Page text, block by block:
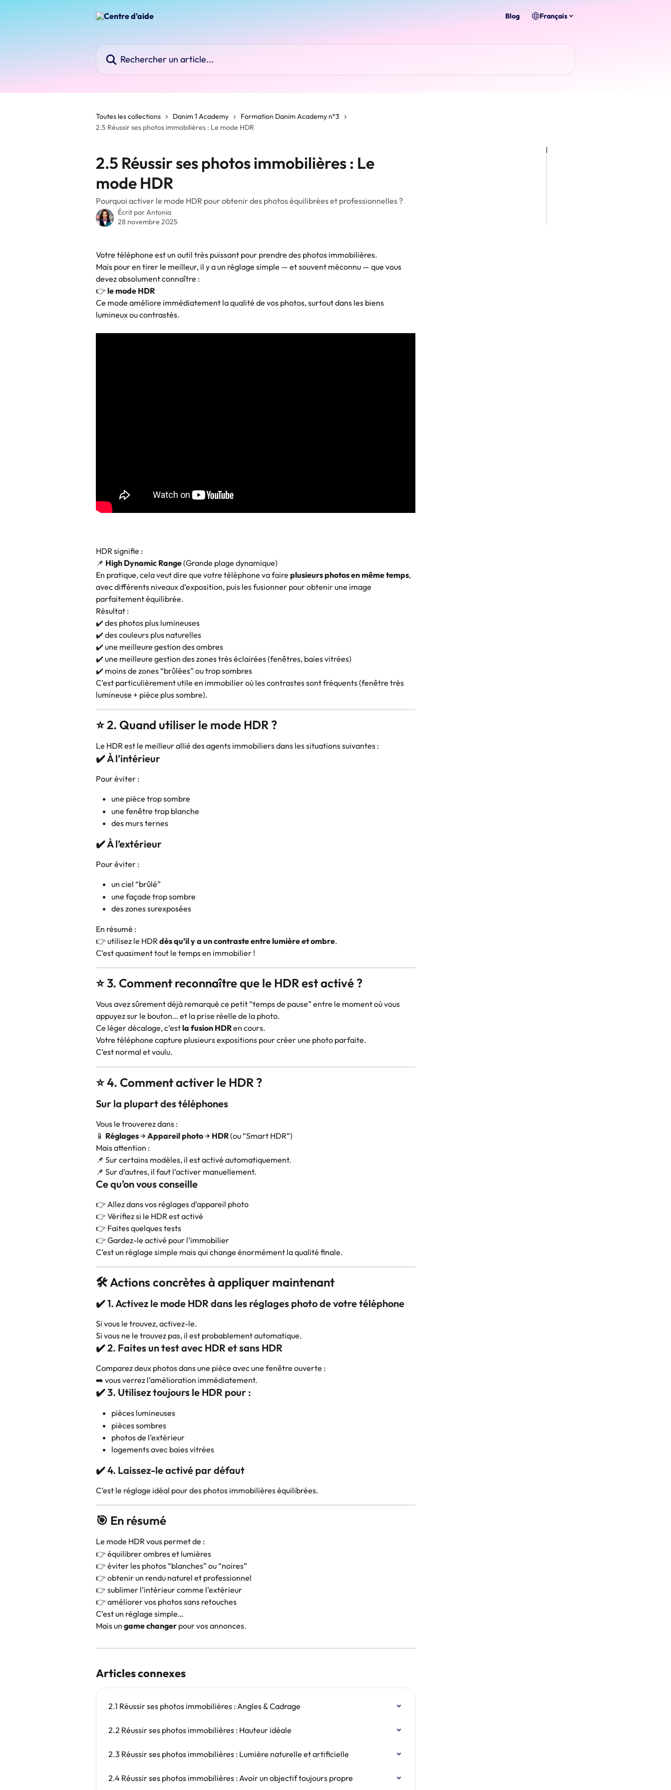
Blog Français
Toutes les collections Danim 1 Academy
Formation Danim Academy n°3
2.5 Réussir ses photos immobilières : Le mode HDR
2.5 Réussir ses photos immobilières : Le
mode HDR
Pourquoi activer le mode HDR pour obtenir des photos équilibrées et professionnelles ?
Écrit parAntonia
28 novembre 2025
Votre téléphone est un outil très puissant pour prendre des photos immobilières.
Mais pour en tirer le meilleur, il y a un réglage simple — et souvent méconnu — que vous
devez absolument connaître :
👉 le mode HDR
Ce mode améliore immédiatement la qualité de vos photos, surtout dans les biens
lumineux ou contrastés.
HDR signifie :
📌 High Dynamic Range (Grande plage dynamique)
En pratique, cela veut dire que votre téléphone va faire plusieurs photos en même temps,
avec différents niveaux d’exposition, puis les fusionner pour obtenir une image
parfaitement équilibrée.
Résultat :
✔️ des photos plus lumineuses
✔️ des couleurs plus naturelles
✔️ une meilleure gestion des ombres
✔️ une meilleure gestion des zones très éclairées (fenêtres, baies vitrées)
✔️ moins de zones “brûlées” ou trop sombres
C’est particulièrement utile en immobilier où les contrastes sont fréquents (fenêtre très
lumineuse + pièce plus sombre).
⭐ 2. Quand utiliser le mode HDR ?
Le HDR est le meilleur allié des agents immobiliers dans les situations suivantes :
✔️ À l’intérieur
Pour éviter :
une pièce trop sombre
une fenêtre trop blanche
des murs ternes
✔️ À l’extérieur
Pour éviter :
un ciel “brûlé”
une façade trop sombre
des zones surexposées
En résumé :
👉 utilisez le HDR dès qu’il y a un contraste entre lumière et ombre.
C’est quasiment tout le temps en immobilier !
⭐ 3. Comment reconnaître que le HDR est activé ?
Vous avez sûrement déjà remarqué ce petit “temps de pause” entre le moment où vous
appuyez sur le bouton… et la prise réelle de la photo.
Ce léger décalage, c’est la fusion HDR en cours.
Votre téléphone capture plusieurs expositions pour créer une photo parfaite.
C’est normal et voulu.
⭐ 4. Comment activer le HDR ?
Sur la plupart des téléphones
Vous le trouverez dans :
📱 Réglages → Appareil photo → HDR (ou “Smart HDR”)
Mais attention :
📌 Sur certains modèles, il est activé automatiquement.
📌 Sur d’autres, il faut l’activer manuellement.
Ce qu’on vous conseille
👉 Allez dans vos réglages d’appareil photo
👉 Vérifiez si le HDR est activé
👉 Faites quelques tests
👉 Gardez-le activé pour l’immobilier
C’est un réglage simple mais qui change énormément la qualité finale.
🛠️ Actions concrètes à appliquer maintenant
✔️ 1. Activez le mode HDR dans les réglages photo de votre téléphone
Si vous le trouvez, activez-le.
Si vous ne le trouvez pas, il est probablement automatique.
✔️ 2. Faites un test avec HDR et sans HDR
Comparez deux photos dans une pièce avec une fenêtre ouverte :
➡️ vous verrez l’amélioration immédiatement.
✔️ 3. Utilisez toujours le HDR pour :
pièces lumineuses
pièces sombres
photos de l’extérieur
logements avec baies vitrées
✔️ 4. Laissez-le activé par défaut
C’est le réglage idéal pour des photos immobilières équilibrées.
🎯 En résumé
Le mode HDR vous permet de :
👉 équilibrer ombres et lumières
👉 éviter les photos “blanches” ou “noires”
👉 obtenir un rendu naturel et professionnel
👉 sublimer l’intérieur comme l’extérieur
👉 améliorer vos photos sans retouches
C’est un réglage simple…
Mais un game changer pour vos annonces.
Articles connexes
2.1 Réussir ses photos immobilières : Angles & Cadrage
2.2 Réussir ses photos immobilières : Hauteur idéale
2.3 Réussir ses photos immobilières : Lumière naturelle et artificielle
2.4 Réussir ses photos immobilières : Avoir un objectif toujours propre